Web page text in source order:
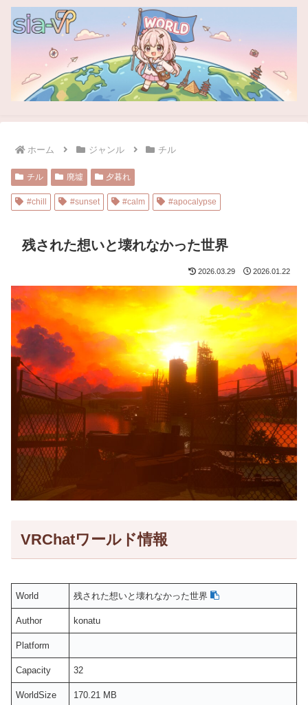
ホーム ジャンル チル
チル 廃墟 夕暮れ
#chill #sunset #calm #apocalypse
残された想いと壊れなかった世界
2026.03.29 2026.01.22
VRChatワールド情報
World 残された想いと壊れなかった世界
Author konatu
Platform
Capacity 32
WorldSize 170.21 MB